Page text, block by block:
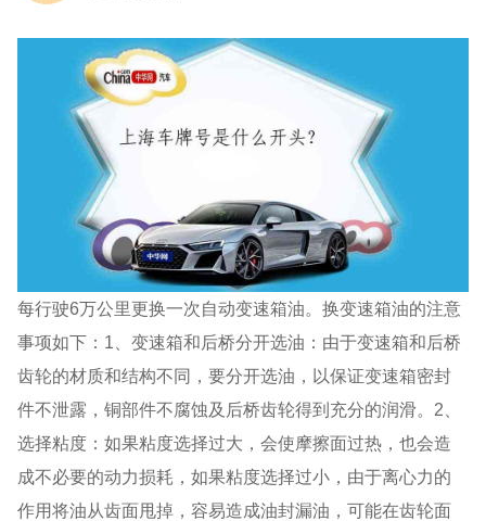
每行驶6万公里更换一次自动变速箱油。换变速箱油的注意
事项如下：1、变速箱和后桥分开选油：由于变速箱和后桥
齿轮的材质和结构不同，要分开选油，以保证变速箱密封
件不泄露，铜部件不腐蚀及后桥齿轮得到充分的润滑。2、
选择粘度：如果粘度选择过大，会使摩擦面过热，也会造
成不必要的动力损耗，如果粘度选择过小，由于离心力的
作用将油从齿面甩掉，容易造成油封漏油，可能在齿轮面